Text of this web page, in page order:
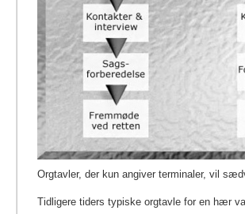
Orgtavler, der kun angiver terminaler, vil
Tidligere tiders typiske orgtavle for en hær